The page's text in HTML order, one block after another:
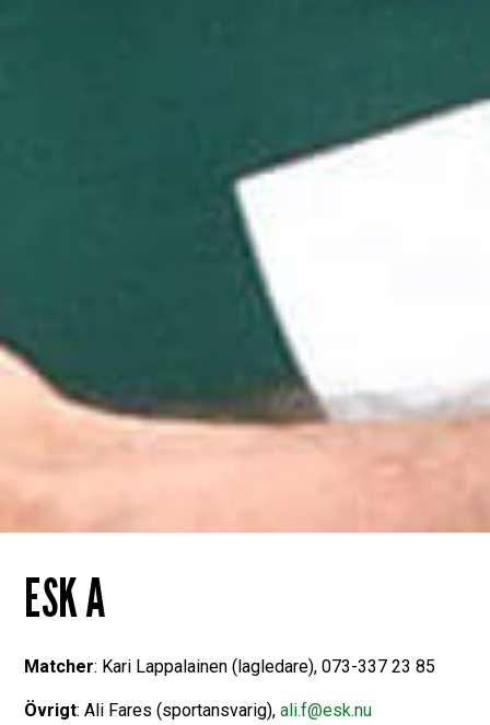
ESK A
Matcher: Kari Lappalainen (lagledare), 073-337 23 85
Övrigt: Ali Fares (sportansvarig),ali.f@esk.nu